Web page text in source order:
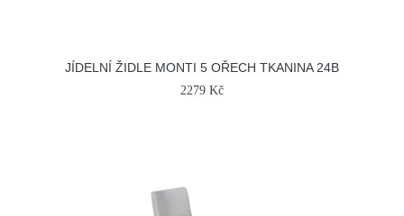
JÍDELNÍ ŽIDLE MONTI 5 OŘECH TKANINA 24B
2279 Kč